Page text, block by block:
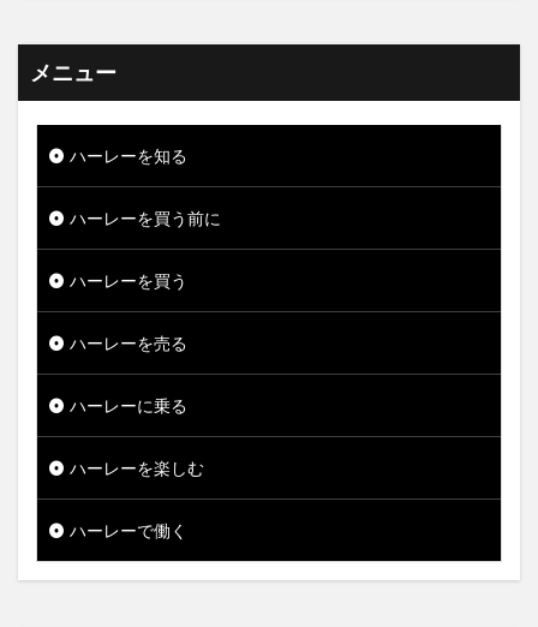
メニュー
ハーレーを知る
ハーレーを買う前に
ハーレーを買う
ハーレーを売る
ハーレーに乗る
ハーレーを楽しむ
ハーレーで働く